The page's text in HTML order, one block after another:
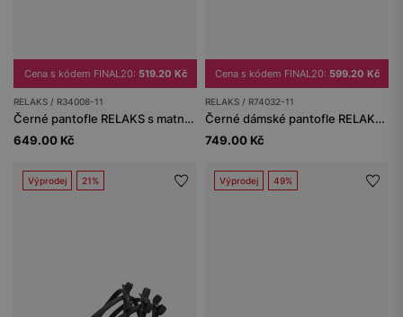
Cena s kódem FINAL20: 519.20 Kč
RELAKS / R34008-11
Černé pantofle RELAKS s matnou úpravou
649.00 Kč
Cena s kódem FINAL20: 599.20 Kč
RELAKS / R74032-11
Černé dámské pantofle RELAKS se širokými pásky
749.00 Kč
Výprodej 21% Výprodej 49%